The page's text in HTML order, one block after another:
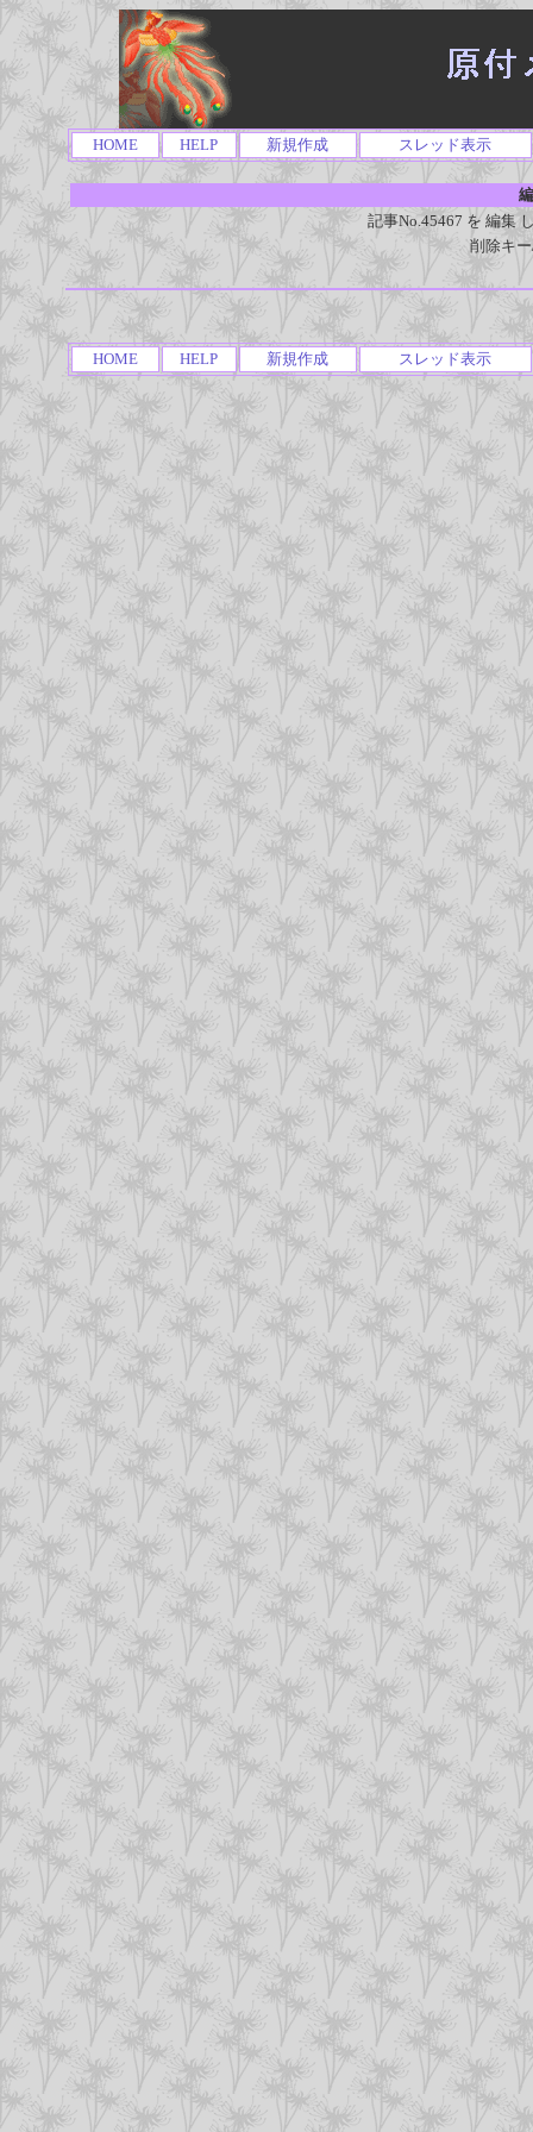
HOME HELP 新規作成 スレッド表示
記事No.45467 を 編集
削除キ
HOME HELP 新規作成 スレッド表示